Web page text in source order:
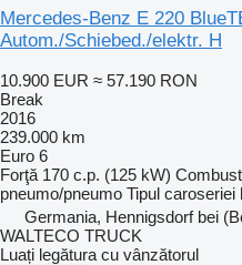
Mercedes-Benz E 220
Autom./Schiebed./elektr. H
10.900 EUR ≈ 57.190 RON
Break
2016
239.000 km
Euro 6
Forţă 170 c.p. (125 kW)
pneumo/pneumo Tipul caroseriei
Germania, Hennigsdorf bei
WALTECO TRUCK
Luați legătura cu vânzătorul